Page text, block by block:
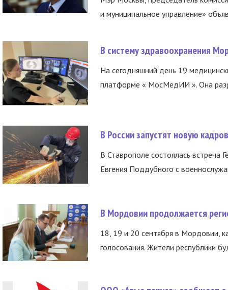
и муниципальное управление»
В систему здравоохранения
На сегодняшний день 19
платформе « МосМедИИ ». Она
В России запустят новую
В Ставрополе состоялась встреча
Евгения Поддубного с
В Мордовии продолжается
18, 19 и 20 сентября в Мордовии,
голосования. Жители республики